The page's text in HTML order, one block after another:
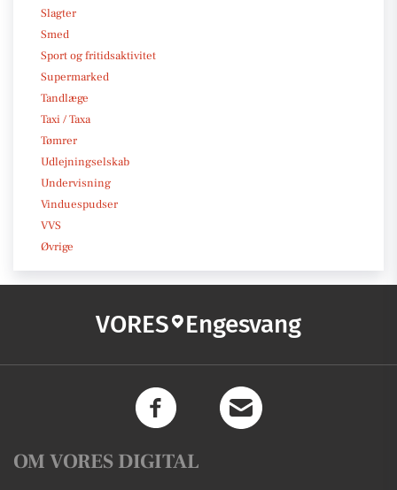
Slagter
Smed
Sport og fritidsaktivitet
Supermarked
Tandlæge
Taxi / Taxa
Tømrer
Udlejningselskab
Undervisning
Vinduespudser
VVS
Øvrige
VORES Engesvang
OM VORES DIGITAL